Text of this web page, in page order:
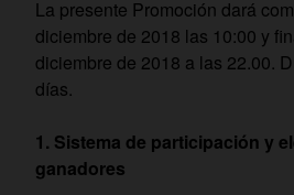
La presente Promoción dará
diciembre de 2018 las 10:00 y
diciembre de 2018 a las 22.00.
días.
Sistema de participación y
ganadores